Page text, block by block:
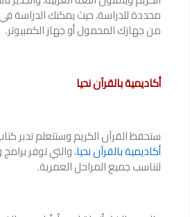
محددة للدراسة، حيث يمكنك الدراسة
من جهازك المحمول أو جهاز الكمبيوتر.
أكاديمية بالقرآن نحيا
ستحفظ القرآن الكريم وستتعلم تدبر
أكاديمية بالقرآن نحيا، والتي توفر
لتناسب جميع المراحل العمرية.